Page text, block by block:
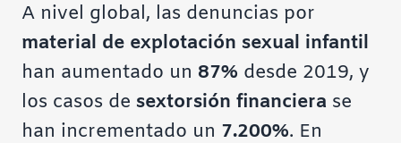
A nivel global, las denuncias por
material de explotación sexual infantil
han aumentado un 87% desde 2019, y
los casos de sextorsión financiera se
han incrementado un 7.200%. En